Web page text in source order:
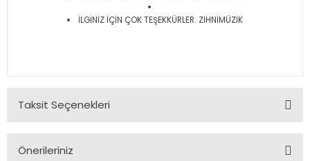
İLGİNİZ İÇİN ÇOK TEŞEKKÜRLER. ZİHNİMÜZİK
Taksit Seçenekleri
Önerileriniz